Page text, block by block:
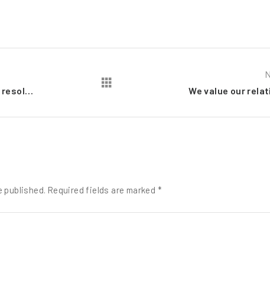
We value our
published. Required fields are marked *